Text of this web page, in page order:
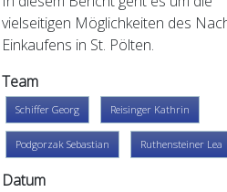
vielseitigen Möglichkeiten des
Einkaufens in St. Pölten.
Team
Schiffer Georg Reisinger Kathrin
Podgorzak Sebastian Ruthensteiner Lea
Datum